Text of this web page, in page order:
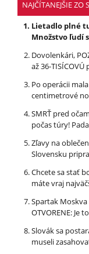
NAJČÍTANEJŠIE ZO
Lietadlo plné
Množstvo ľudí
Dovolenkári,
až 36-TISÍCOVÚ
Po operácii
centimetrové
SMRŤ pred
počas túry!
Zľavy na
Slovensku
Chcete sa stať
máte vraj
Spartak Moskva
OTVORENE: Je
Slovák sa
museli